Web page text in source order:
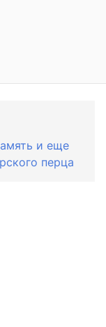
и еще
перца